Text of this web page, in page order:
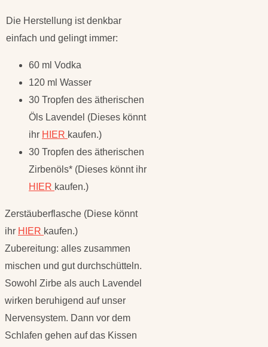
Die Herstellung ist denkbar
einfach und gelingt immer:
60 ml Vodka
120 ml Wasser
30 Tropfen des ätherischen
Öls Lavendel (Dieses könnt
ihr HIER kaufen.)
30 Tropfen des ätherischen
Zirbenöls* (Dieses könnt ihr
HIER kaufen.)
Zerstäuberflasche (Diese könnt
ihr HIER kaufen.)
Zubereitung: alles zusammen
mischen und gut durchschütteln.
Sowohl Zirbe als auch Lavendel
wirken beruhigend auf unser
Nervensystem. Dann vor dem
Schlafen gehen auf das Kissen